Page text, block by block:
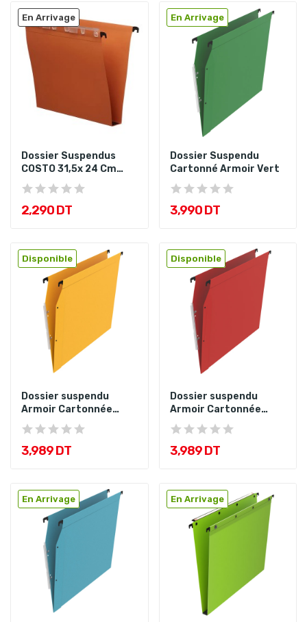
En Arrivage
Dossier Suspendus
COSTO 31,5x 24 Cm
Tiroir
2,290 DT
En Arrivage
Dossier Suspendu
Cartonné Armoir Vert
3,990 DT
Disponible
Dossier suspendu
Armoir Cartonnée
Jaune
3,989 DT
Disponible
Dossier suspendu
Armoir Cartonnée
Rouge
3,989 DT
En Arrivage En Arrivage